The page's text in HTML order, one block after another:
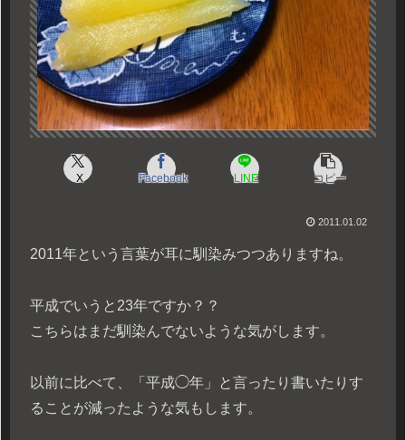
X Facebook LINE コピー
2011.01.02
2011年という言葉が耳に馴染みつつありますね。
平成でいうと23年ですか？？
こちらはまだ馴染んでないような気がします。
以前に比べて、「平成◯年」と言ったり書いたりす
ることが減ったような気もします。